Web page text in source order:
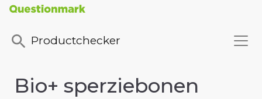
Productchecker
Bio+ sperziebonen